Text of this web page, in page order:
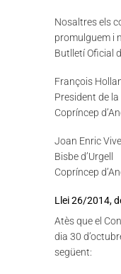
Nosaltres els
promulguem i
Butlletí Oficial
François
President de
Copríncep
Joan Enric
Bisbe d’Urgell
Copríncep
Llei 26/2014,
Atès que el
dia 30
següent: